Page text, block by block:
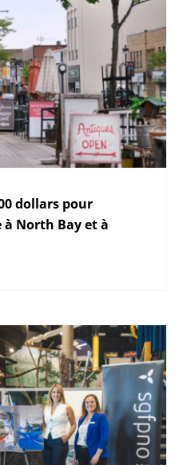
dollars pour
North Bay et à